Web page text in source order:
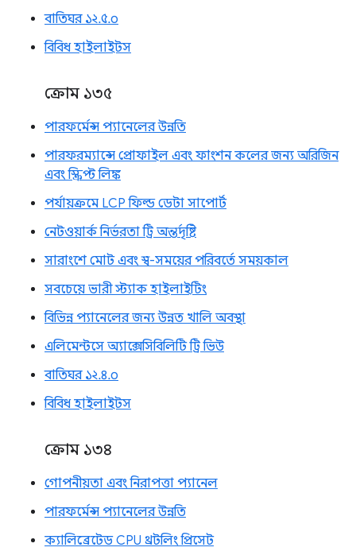
বাতিঘর ১২.৫.০
বিবিধ হাইলাইটস
ক্রোম ১৩৫
পারফর্মেন্স প্যানেলের উন্নতি
পারফরম্যান্সে প্রোফাইল এবং ফাংশন কলের জন্য অরিজিন
এবং স্ক্রিপ্ট লিঙ্ক
পর্যায়ক্রমে LCP ফিল্ড ডেটা সাপোর্ট
নেটওয়ার্ক নির্ভরতা ট্রি অন্তর্দৃষ্টি
সারাংশে মোট এবং স্ব-সময়ের পরিবর্তে সময়কাল
সবচেয়ে ভারী স্ট্যাক হাইলাইটিং
বিভিন্ন প্যানেলের জন্য উন্নত খালি অবস্থা
এলিমেন্টসে অ্যাক্সেসিবিলিটি ট্রি ভিউ
বাতিঘর ১২.৪.০
বিবিধ হাইলাইটস
ক্রোম ১৩৪
গোপনীয়তা এবং নিরাপত্তা প্যানেল
পারফর্মেন্স প্যানেলের উন্নতি
ক্যালিব্রেটেড CPU থ্রটলিং প্রিসেট